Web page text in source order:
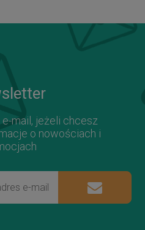
mail, jeżeli chcesz
o nowościach i